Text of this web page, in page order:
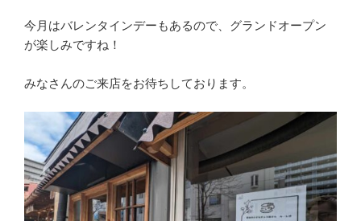
今月はバレンタインデーもあるので、グランドオープン
が楽しみですね！
みなさんのご来店をお待ちしております。